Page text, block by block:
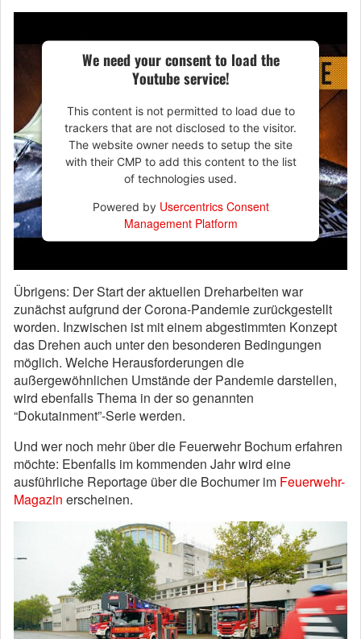
We need your consent to load the
Youtube service!
This content is not permitted to load due to
trackers that are not disclosed to the visitor.
The website owner needs to setup the site
with their CMP to add this content to the list
of technologies used.
Powered by Usercentrics Consent
Management Platform
Übrigens: Der Start der aktuellen Dreharbeiten war
zunächst aufgrund der Corona-Pandemie zurückgestellt
worden. Inzwischen ist mit einem abgestimmten Konzept
das Drehen auch unter den besonderen Bedingungen
möglich. Welche Herausforderungen die
außergewöhnlichen Umstände der Pandemie darstellen,
wird ebenfalls Thema in der so genannten
“Dokutainment”-Serie werden.
Und wer noch mehr über die Feuerwehr Bochum erfahren
möchte: Ebenfalls im kommenden Jahr wird eine
ausführliche Reportage über die Bochumer im Feuerwehr-
Magazin erscheinen.